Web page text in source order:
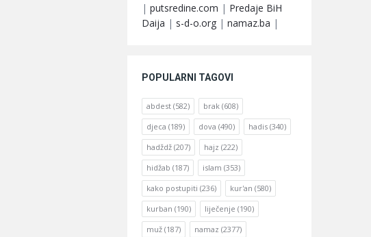
| putsredine.com | Predaje BiH
Daija | s-d-o.org | namaz.ba |
POPULARNI TAGOVI
abdest (582) brak (608)
djeca (189) dova (490) hadis (340)
hadždž (207) hajz (222)
hidžab (187) islam (353)
kako postupiti (236) kur'an (580)
kurban (190) liječenje (190)
muž (187) namaz (2377)